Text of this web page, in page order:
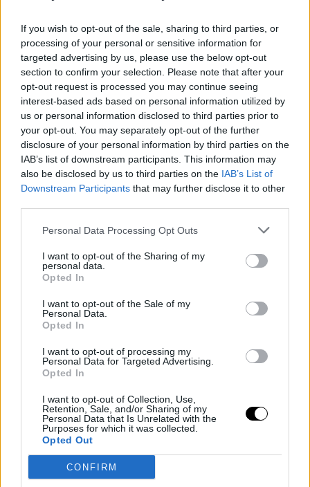
If you wish to opt-out of the sale, sharing to third parties, or
processing of your personal or sensitive information for
targeted advertising by us, please use the below opt-out
section to confirm your selection. Please note that after your
opt-out request is processed you may continue seeing
interest-based ads based on personal information utilized by
us or personal information disclosed to third parties prior to
your opt-out. You may separately opt-out of the further
disclosure of your personal information by third parties on the
IAB’s list of downstream participants. This information may
also be disclosed by us to third parties on the IAB’s List of
Downstream Participants that may further disclose it to other
Personal Data Processing Opt Outs
I want to opt-out of the Sharing of my
personal data.
Opted In
I want to opt-out of the Sale of my
Personal Data.
Opted In
I want to opt-out of processing my
Personal Data for Targeted Advertising.
Opted In
I want to opt-out of Collection, Use,
Retention, Sale, and/or Sharing of my
Personal Data that Is Unrelated with the
Purposes for which it was collected.
Opted Out
CONFIRM
Shutterstock
Το άγχος γίνεται ανησυχητικό και χρήζει αντιμετώπισης όταν
αρχίζει να παρεμβάλλεται στην καθημερινότητα του ανθρώπου
συρρικνώνοντας τη δραστηριότητά του και μειώνοντας
δραστικά την υποκειμενική αίσθηση ευεξίας και κατ’ επέκταση
της ποιότητας της ζωής του.
Μερικοί άνθρωποιδεν είναι σε θέση να αναγνωρίσουν τα
αίτια του άγχουςπου βιώνουν ή πάσχουν από διαταραχές
άγχους που απορυθμίζουν τη ζωή τους. Στην πλειονότητα των
εξέλιξη της ζωής ενός ατόμου. Πολλές φορές το άγχος
προκαλεί κρίσεις πανικού, πονοκέφαλο, κατάθλιψη και
σωματικό πόνο.